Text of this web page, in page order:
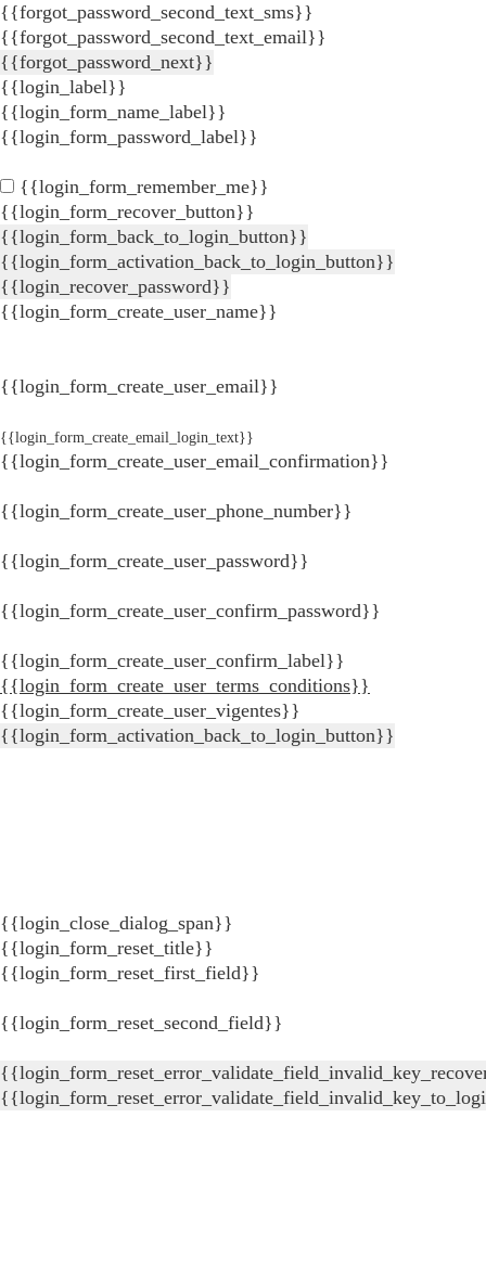
{{forgot_password_second_text_sms}}
{{forgot_password_second_text_email}}
{{forgot_password_next}}
{{login_label}}
{{login_form_name_label}}
{{login_form_password_label}}
{{login_form_remember_me}}
{{login_form_recover_button}}
{{login_form_back_to_login_button}}
{{login_form_activation_back_to_login_button}}
{{login_recover_password}}
{{login_form_create_user_name}}
{{login_form_create_user_email}}
{{login_form_create_email_login_text}}
{{login_form_create_user_email_confirmation}}
{{login_form_create_user_phone_number}}
{{login_form_create_user_password}}
{{login_form_create_user_confirm_password}}
{{login_form_create_user_confirm_label}}
{{login_form_create_user_terms_conditions}}
{{login_form_create_user_vigentes}}
{{login_form_activation_back_to_login_button}}
{{login_close_dialog_span}}
{{login_form_reset_title}}
{{login_form_reset_first_field}}
{{login_form_reset_second_field}}